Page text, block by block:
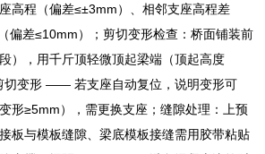
高程（偏差≤±3mm）、相邻支座高程差
偏差≤10mm）；剪切变形检查：桥面铺装前
），用千斤顶轻微顶起梁端（顶起高度
切变形 —— 若支座自动复位，说明变形可
形≥5mm），需更换支座；缝隙处理：上预
板与模板缝隙、梁底模板接缝需用胶带粘贴